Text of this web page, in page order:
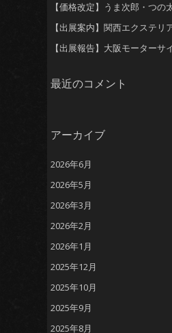
【価格改定】うま次郎・つの
【出展案内】関西エクステリ
【出展報告】大阪モーターサ
最近のコメント
アーカイブ
2026年6月
2026年5月
2026年3月
2026年2月
2026年1月
2025年12月
2025年10月
2025年9月
2025年8月